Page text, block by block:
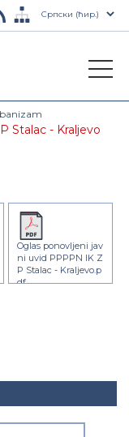
Stalac - Kraljevo
Oglas ponovljeni jav
ni uvid PPPPN IK Z
P Stalac - Kraljevo.p
df